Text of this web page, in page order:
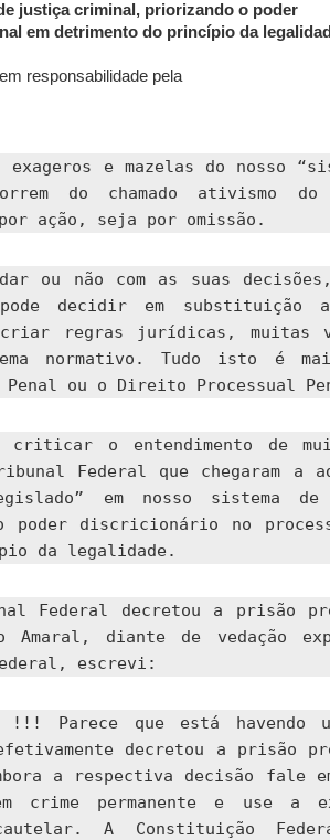
justiça criminal, priorizando o poder
em detrimento do princípio da
e mazelas do nosso
do chamado ativismo do
ação, seja por omissão.
ou não com as suas
decidir em substituição
regras jurídicas, muitas
normativo. Tudo isto é
ou o Direito Processual
criticar o entendimento de
Federal que chegaram a
em nosso sistema
discricionário no
da legalidade.
Federal decretou a prisão
Amaral, diante de vedação
escrevi:
!!! Parece que está havendo
decretou a prisão
a respectiva decisão fale
permanente e use a
A Constituição